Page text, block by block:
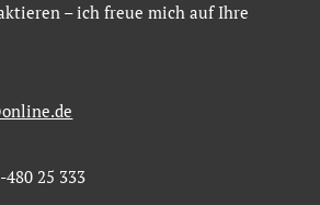
–ichfreuemichaufIhre
25 333